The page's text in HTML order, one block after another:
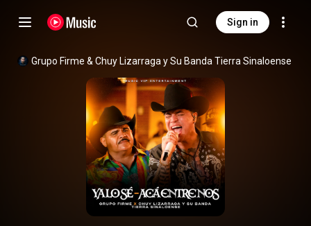
Sign in
Grupo Firme & Chuy Lizarraga y Su Banda Tierra Sinaloense